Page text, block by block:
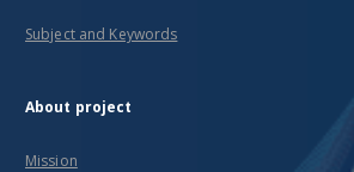
Subject and Keywords
About project
Mission